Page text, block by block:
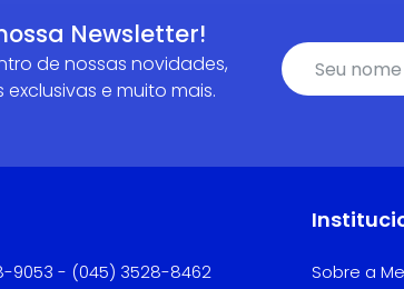
Newsletter!
de nossas novidades,
e muito mais.
9053 - (045) 3528-8462
Sobre a